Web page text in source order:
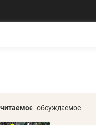
читаемое обсуждаемое